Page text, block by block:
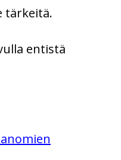
tärkeitä.
entistä